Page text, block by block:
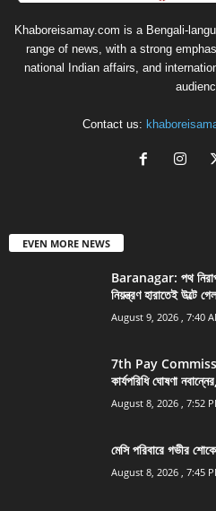
Khaboreisamay.com is a Bengali-
range of news, with a strong
national Indian affairs, and
Contact us:
EVEN MORE NEWS
Baranagar: পথ
নিয়ন্ত্রণ হারাতেই উল্টে
August 9, 2026 , 7:40
7th Pay
কার্যপরিধি ঘোষণা
August 8, 2026 , 7:52
মেসি পরিবারে গভীর
August 8, 2026 , 7:45